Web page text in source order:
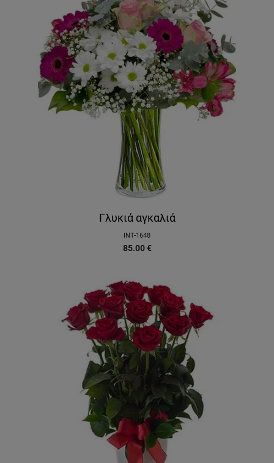
Γλυκιά αγκαλιά
INT-1648
85.00 €